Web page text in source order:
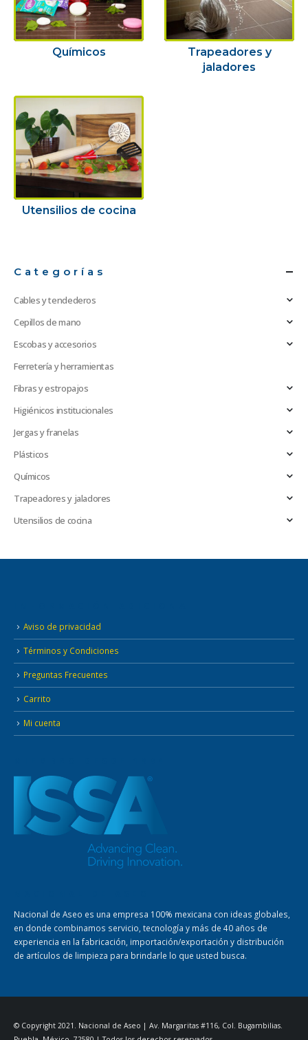
Químicos
Trapeadores y
jaladores
Utensilios de cocina
Categorías
Cables y tendederos
Cepillos de mano
Escobas y accesorios
Ferretería y herramientas
Fibras y estropajos
Higiénicos institucionales
Jergas y franelas
Plásticos
Químicos
Trapeadores y jaladores
Utensilios de cocina
Aviso de privacidad
Términos y Condiciones
Preguntas Frecuentes
Carrito
Mi cuenta
Nacional de Aseo es una empresa 100% mexicana con ideas globales,
en donde combinamos servicio, tecnología y más de 40 años de
experiencia en la fabricación, importación/exportación y distribución
de artículos de limpieza para brindarle lo que usted busca.
© Copyright 2021. Nacional de Aseo | Av. Margaritas #116, Col. Bugambilias.